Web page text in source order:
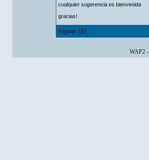
cualquier sugerencia es bienvenida
gracias!
Páginas: [1]
WAP2-